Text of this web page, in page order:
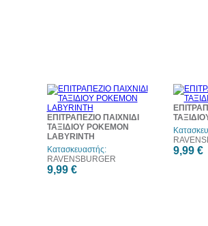
ΕΠΙΤΡΑΠΕΖΙΟ ΠΑΙΧΝΙΔΙ
ΤΑΞΙΔΙΟΥ POKEMON
LABYRINTH
Κατασκευαστής:
RAVENSBURGER
9,99 €
9,99 €